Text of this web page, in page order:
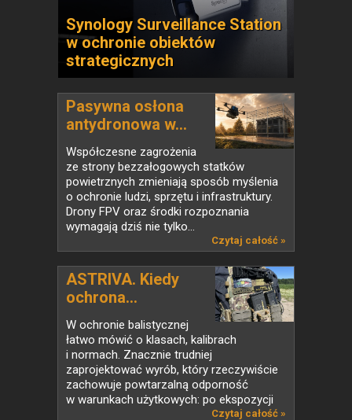
Synology Surveillance Station
w ochronie obiektów
strategicznych
Pasywna osłona
antydronowa w...
Współczesne zagrożenia
ze strony bezzałogowych statków
powietrznych zmieniają sposób myślenia
o ochronie ludzi, sprzętu i infrastruktury.
Drony FPV oraz środki rozpoznania
wymagają dziś nie tylko...
Czytaj całość »
ASTRIVA. Kiedy
ochrona...
W ochronie balistycznej
łatwo mówić o klasach, kalibrach
i normach. Znacznie trudniej
zaprojektować wyrób, który rzeczywiście
zachowuje powtarzalną odporność
w warunkach użytkowych: po ekspozycji
Czytaj całość »